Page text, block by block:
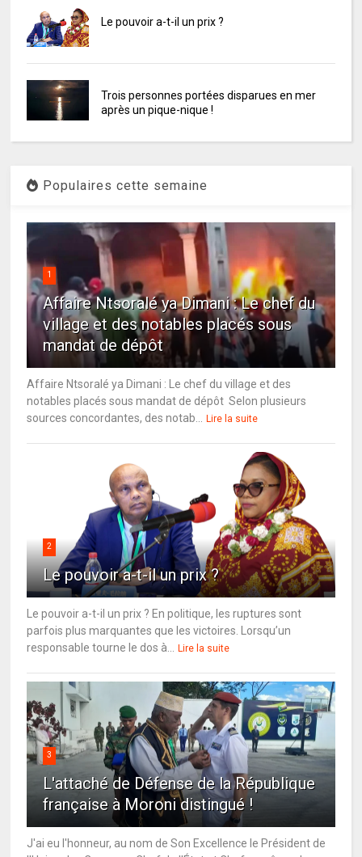
Le pouvoir a-t-il un prix ?
Trois personnes portées disparues en mer
après un pique-nique !
Populaires cette semaine
1
Affaire Ntsoralé ya Dimani : Le chef du
village et des notables placés sous
mandat de dépôt
Affaire Ntsoralé ya Dimani : Le chef du village et des
notables placés sous mandat de dépôt Selon plusieurs
sources concordantes, des notab...
Lire la suite
2
Le pouvoir a-t-il un prix ?
Le pouvoir a-t-il un prix ? En politique, les ruptures sont
parfois plus marquantes que les victoires. Lorsqu’un
responsable tourne le dos à...
Lire la suite
3
L'attaché de Défense de la République
française à Moroni distingué !
J'ai eu l'honneur, au nom de Son Excellence le Président de